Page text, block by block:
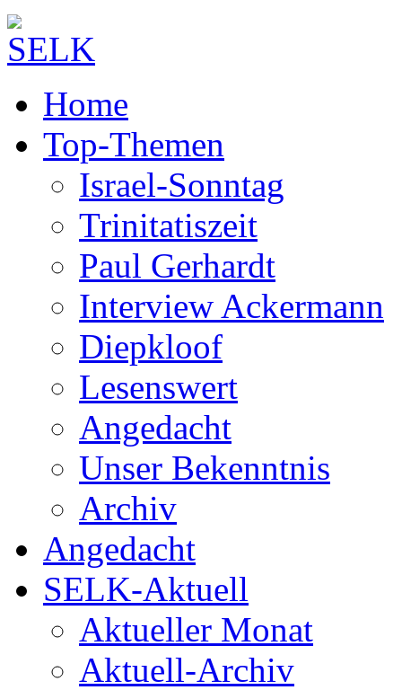
Home
Top-Themen
Israel-Sonntag
Trinitatiszeit
Paul Gerhardt
Interview Ackermann
Diepkloof
Lesenswert
Angedacht
Unser Bekenntnis
Archiv
Angedacht
SELK-Aktuell
Aktueller Monat
Aktuell-Archiv